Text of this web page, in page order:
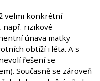
velmi konkrétní
např. rizikové
únava matky
obtíží i léta. A s
řešení se
Současně se zároveň